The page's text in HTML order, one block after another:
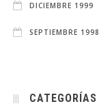
DICIEMBRE 1999
SEPTIEMBRE 1998
CATEGORÍAS